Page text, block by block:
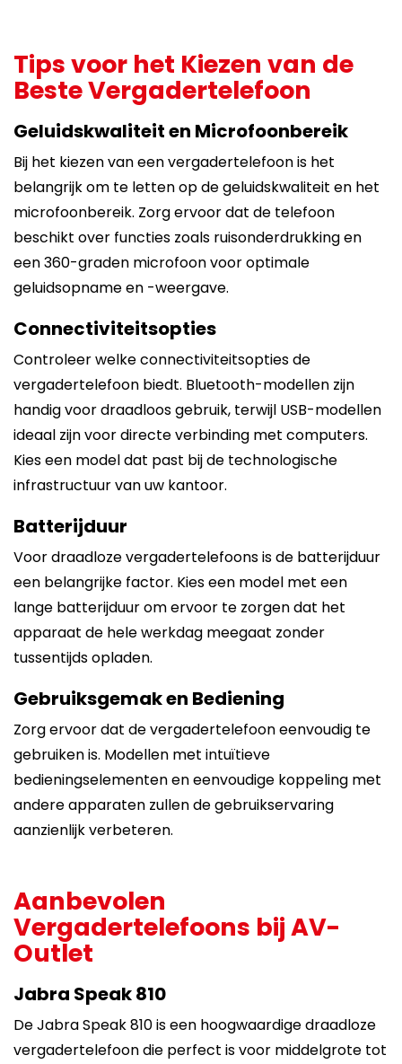
Tips voor het Kiezen van de
Beste Vergadertelefoon
Geluidskwaliteit en Microfoonbereik
Bij het kiezen van een vergadertelefoon is het
belangrijk om te letten op de geluidskwaliteit en het
microfoonbereik. Zorg ervoor dat de telefoon
beschikt over functies zoals ruisonderdrukking en
een 360-graden microfoon voor optimale
geluidsopname en -weergave.
Connectiviteitsopties
Controleer welke connectiviteitsopties de
vergadertelefoon biedt. Bluetooth-modellen zijn
handig voor draadloos gebruik, terwijl USB-modellen
ideaal zijn voor directe verbinding met computers.
Kies een model dat past bij de technologische
infrastructuur van uw kantoor.
Batterijduur
Voor draadloze vergadertelefoons is de batterijduur
een belangrijke factor. Kies een model met een
lange batterijduur om ervoor te zorgen dat het
apparaat de hele werkdag meegaat zonder
tussentijds opladen.
Gebruiksgemak en Bediening
Zorg ervoor dat de vergadertelefoon eenvoudig te
gebruiken is. Modellen met intuïtieve
bedieningselementen en eenvoudige koppeling met
andere apparaten zullen de gebruikservaring
aanzienlijk verbeteren.
Aanbevolen
Vergadertelefoons bij AV-
Outlet
Jabra Speak 810
De Jabra Speak 810 is een hoogwaardige draadloze
vergadertelefoon die perfect is voor middelgrote tot